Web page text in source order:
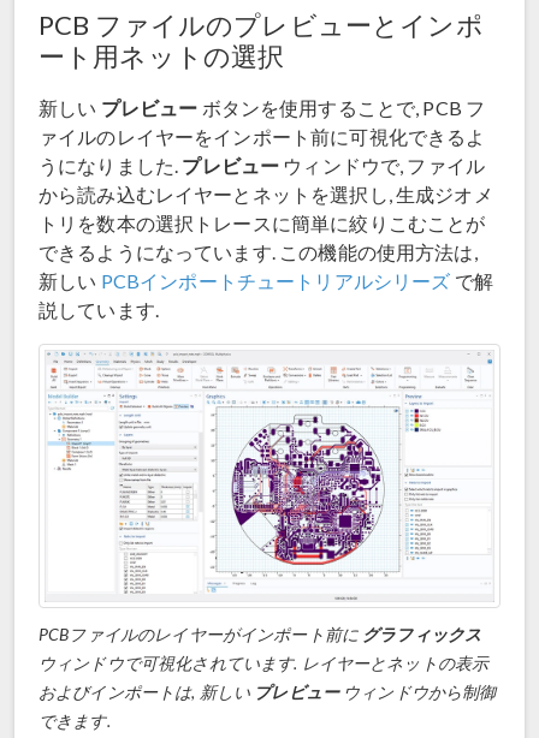
PCB ファイルのプレビューとインポ
ート用ネットの選択
新しい プレビュー ボタンを使用することで, PCB フ
ァイルのレイヤーをインポート前に可視化できるよ
うになりました. プレビュー ウィンドウで, ファイル
から読み込むレイヤーとネットを選択し, 生成ジオメ
トリを数本の選択トレースに簡単に絞りこむことが
できるようになっています. この機能の使用方法は,
新しい PCBインポートチュートリアルシリーズ で解
説しています.
PCBファイルのレイヤーがインポート前に グラフィックス
ウィンドウで可視化されています. レイヤーとネットの表示
およびインポートは, 新しい プレビューウィンドウから制御
できます.